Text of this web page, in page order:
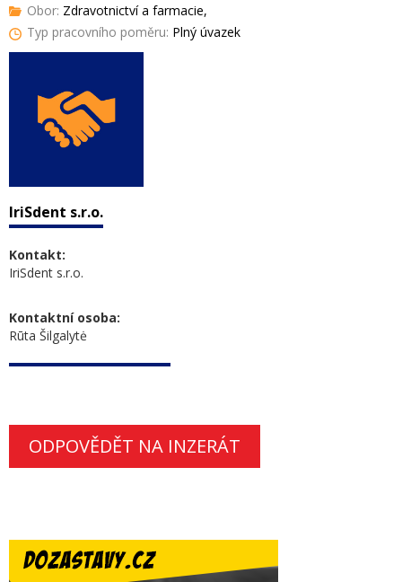
Obor: Zdravotnictví a farmacie,
Typ pracovního poměru: Plný úvazek
IriSdent s.r.o.
Kontakt:
IriSdent s.r.o.
Kontaktní osoba:
Rūta Šilgalytė
ODPOVĚDĚT NA INZERÁT